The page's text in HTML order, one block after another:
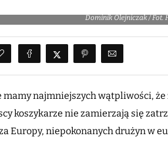
Dominik Olejniczak / Fot.
mamy najmniejszych wątpliwości,
koszykarze nie zamierzają się
Europy, niepokonanych drużyn w